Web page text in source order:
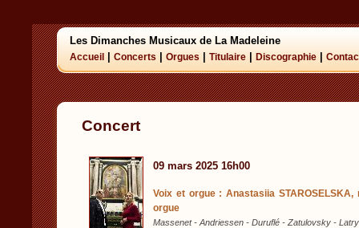
Les Dimanches Musicaux de La Madeleine
Accueil Concerts Orgues Titulaire Discographie
Concert
09 mars 2025 16h00
Voix et orgue : Anastasiia
orgue
Massenet - Andriessen - Duruflé - Zatulovsky - Latry